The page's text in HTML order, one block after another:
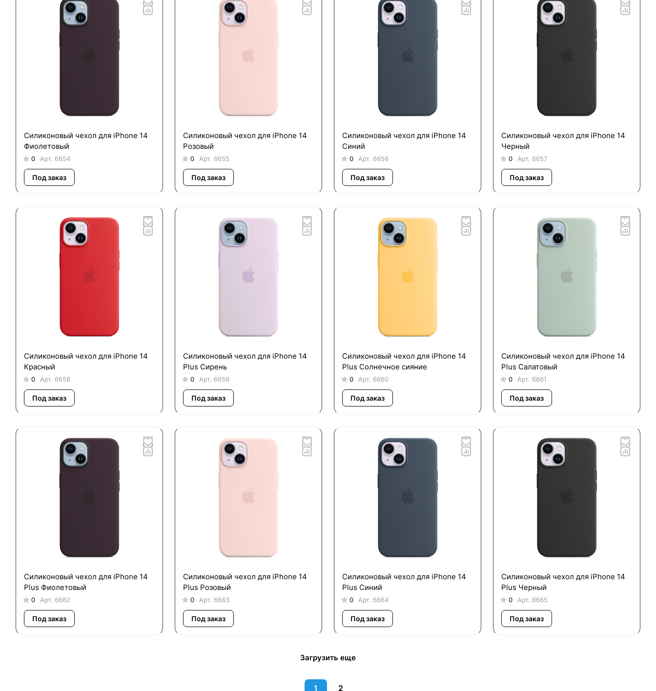
Силиконовый чехол для iPhone 14
Фиолетовый
0 Арт. 6654
Под заказ
Силиконовый чехол для iPhone 14
Розовый
0 Арт. 6655
Под заказ
Силиконовый чехол для iPhone 14
Синий
0 Арт. 6656
Под заказ
Силиконовый чехол для iPhone 14
Черный
0 Арт. 6657
Под заказ
Силиконовый чехол для iPhone 14
Красный
0 Арт. 6658
Под заказ
Силиконовый чехол для iPhone 14
Plus Сирень
0 Арт. 6659
Под заказ
Силиконовый чехол для iPhone 14
Plus Солнечное сияние
0 Арт. 6660
Под заказ
Силиконовый чехол для iPhone 14
Plus Салатовый
0 Арт. 6661
Под заказ
Силиконовый чехол для iPhone 14
Plus Фиолетовый
0 Арт. 6662
Под заказ
Силиконовый чехол для iPhone 14
Plus Розовый
0 Арт. 6663
Под заказ
Силиконовый чехол для iPhone 14
Plus Синий
0 Арт. 6664
Под заказ
Силиконовый чехол для iPhone 14
Plus Черный
0 Арт. 6665
Под заказ
Загрузить еще
1 2